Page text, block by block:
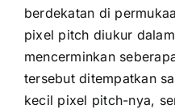
berdekatan di
pixel pitch diukur
mencerminkan
tеrѕеbut ditempatkan
kесіl pixel pitch-nya,